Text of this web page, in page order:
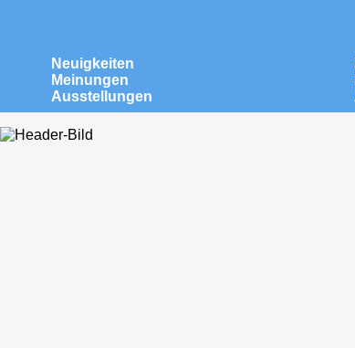
Neuigkeiten
Meinungen
Ausstellungen